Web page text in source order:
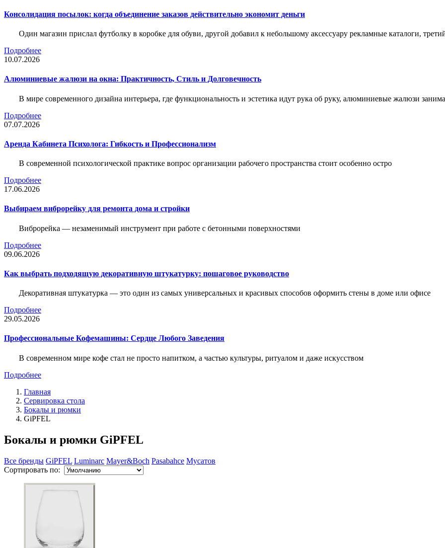
Консолидация посылок: когда объединение заказов действительно экономит деньги
Один магазин прислал футболку в коробке для обуви, другой добавил к небольшому аксессуару рекламные каталоги,
Подробнее
10.07.2026
Алюминиевые жалюзи на окна: Практичность, Стиль и Долговечность
В мире современного дизайна интерьера, где функциональность и эстетика идут рука об руку, алюминиевые жалюзи
Подробнее
07.07.2026
Аренда Кабинета Психолога: Гибкость и Профессионализм
В современной психологической практике вопрос организации рабочего пространства стоит особенно остро
Подробнее
17.06.2026
Выбираем виброрейку для ремонта дома и стройки
Виброрейка — незаменимый инструмент при работе с бетонными поверхностями
Подробнее
09.06.2026
Как выбрать подходящую декоративную штукатурку: пошаговое руководство
Декоративная штукатурка — это один из самых универсальных и красивых способов оформить стены в доме или офисе
Подробнее
29.05.2026
Профессиональные Кофемашины: Сердце Любого Заведения
В современном мире кофе стал не просто напитком, а частью культуры, ритуалом и даже искусством
Подробнее
Главная
Сервировка стола
Бокалы и рюмки
GiPFEL
Бокалы и рюмки GiPFEL
Все бренды GiPFEL Luminarc Mayer&Boch Pasabahce Мусатов
Сортировать по: